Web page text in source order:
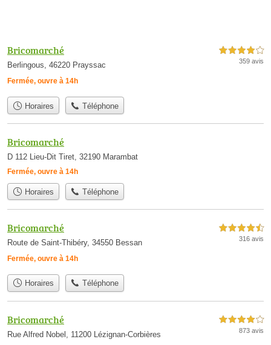
Bricomarché
Berlingous, 46220 Prayssac
Fermée, ouvre à 14h
4,0 étoiles sur 5
359 avis
Horaires Téléphone
Bricomarché
D 112 Lieu-Dit Tiret, 32190 Marambat
Fermée, ouvre à 14h
Horaires Téléphone
Bricomarché
Route de Saint-Thibéry, 34550 Bessan
Fermée, ouvre à 14h
4,5 étoiles sur 5
316 avis
Horaires Téléphone
Bricomarché
Rue Alfred Nobel, 11200 Lézignan-Corbières
4,0 étoiles sur 5
873 avis